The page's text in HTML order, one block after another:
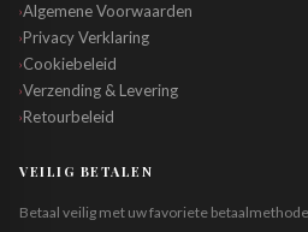
›Algemene Voorwaarden
›Privacy Verklaring
›Cookiebeleid
›Verzending & Levering
›Retourbeleid
VEILIG BETALEN
Betaal veilig met uw favoriete